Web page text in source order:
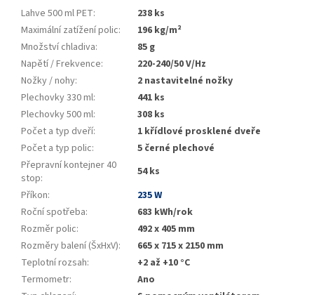
Lahve 500 ml PET:
238 ks
Maximální zatížení polic:
196 kg/m²
Množství chladiva:
85 g
Napětí / Frekvence:
220-240/50 V/Hz
Nožky / nohy:
2 nastavitelné nožky
Plechovky 330 ml:
441 ks
Plechovky 500 ml:
308 ks
Počet a typ dveří:
1 křídlové prosklené dveře
Počet a typ polic:
5 černé plechové
Přepravní kontejner 40
stop:
54 ks
Příkon:
235 W
Roční spotřeba:
683 kWh/rok
Rozměr polic:
492 x 405 mm
Rozměry balení (ŠxHxV):
665 x 715 x 2150 mm
Teplotní rozsah:
+2 až +10 °C
Termometr:
Ano